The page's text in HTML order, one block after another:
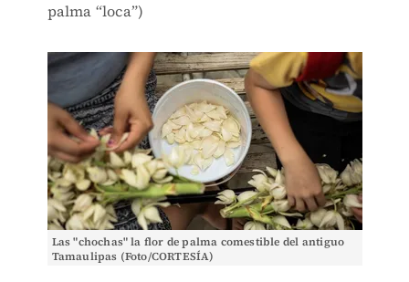
palma “loca”)
Las "chochas" la flor de palma comestible del antiguo
Tamaulipas (Foto/CORTESÍA)